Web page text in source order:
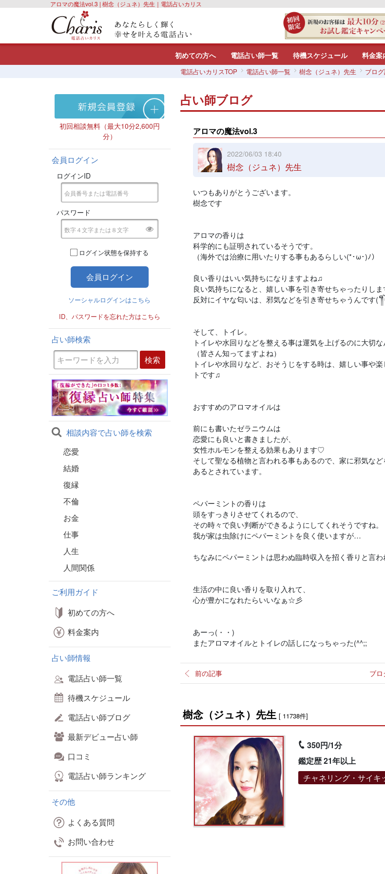
アロマの魔法vol.3 | 樹念（ジュネ）先生｜電話占いカリス
初めての方へ 電話占い師一覧 待機スケジュール 料金案
電話占いカリスTOP 電話占い師一覧 樹念（ジュネ）先生 ブロ
初回相談無料（最大10分2,600円
分）
会員ログイン
ログインID
パスワード
ログイン状態を保持する
ソーシャルログインはこちら
ID、パスワードを忘れた方はこちら
占い師検索
相談内容で占い師を検索
恋愛
結婚
復縁
不倫
お金
仕事
人生
人間関係
ご利用ガイド
初めての方へ
料金案内
占い師情報
電話占い師一覧
待機スケジュール
電話占い師ブログ
最新デビュー占い師
口コミ
電話占い師ランキング
その他
よくある質問
お問い合わせ
占い師ブログ
アロマの魔法vol.3
2022/06/03 18:40
樹念（ジュネ）先生
いつもありがとうございます。
樹念です
アロマの香りは
科学的にも証明されているそうです。
（海外では治療に用いたりする事もあるらしい(*･ω･)ﾉ）
良い香りはいい気持ちになりますよね♫
良い気持ちになると、嬉しい事を引き寄せちゃったりし
反対にイヤな匂いは、邪気などを引き寄せちゃうんです
そして、トイレ。
トイレや水回りなどを整える事は運気を上げるのに大切な
（皆さん知ってますよね）
トイレや水回りなど、おそうじをする時は、嬉しい事や
トです♫
おすすめのアロマオイルは
前にも書いたゼラニウムは
恋愛にも良いと書きましたが、
女性ホルモンを整える効果もあります♡
そして聖なる植物と言われる事もあるので、家に邪気な
あるとされています。
ペパーミントの香りは
頭をすっきりさせてくれるので、
その時々で良い判断ができるようにしてくれそうですね。
我が家は虫除けにペパーミントを良く使いますが…
ちなみにペパーミントは思わぬ臨時収入を招く香りと言
生活の中に良い香りを取り入れて、
心が豊かになれたらいいなぁ☆彡
あーっ(・・)
またアロマオイルとトイレの話しになっちゃった(^^;;
前の記事 ブ
樹念（ジュネ）先生 [ 11738件]
350円/1分
鑑定歴 21年以上
チャネリング・サイキ